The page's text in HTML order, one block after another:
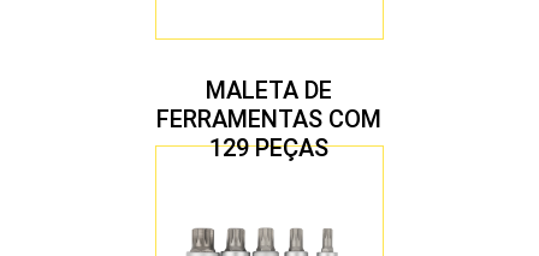
MALETA DE
FERRAMENTAS COM
129 PEÇAS